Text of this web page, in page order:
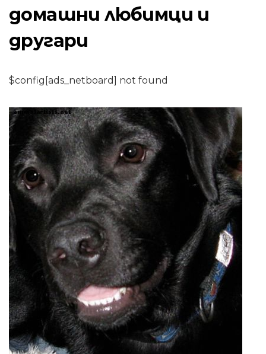
домашни любимци и
другари
$config[ads_netboard] not found